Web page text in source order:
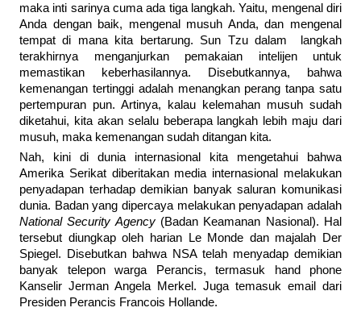
maka inti sarinya cuma ada tiga langkah. Yaitu, mengenal diri
Anda dengan baik, mengenal musuh Anda, dan mengenal
tempat di mana kita bertarung. Sun Tzu dalam langkah
terakhirnya menganjurkan pemakaian intelijen untuk
memastikan keberhasilannya. Disebutkannya, bahwa
kemenangan tertinggi adalah menangkan perang tanpa satu
pertempuran pun. Artinya, kalau kelemahan musuh sudah
diketahui, kita akan selalu beberapa langkah lebih maju dari
musuh, maka kemenangan sudah ditangan kita.
Nah, kini di dunia internasional kita mengetahui bahwa
Amerika Serikat diberitakan media internasional melakukan
penyadapan terhadap demikian banyak saluran komunikasi
dunia. Badan yang dipercaya melakukan penyadapan adalah
National Security Agency(Badan Keamanan Nasional). Hal
tersebut diungkap oleh harian Le Monde dan majalah Der
Spiegel. Disebutkan bahwa NSA telah menyadap demikian
banyak telepon warga Perancis, termasuk hand phone
Kanselir Jerman Angela Merkel. Juga temasuk email dari
Presiden Perancis Francois Hollande.